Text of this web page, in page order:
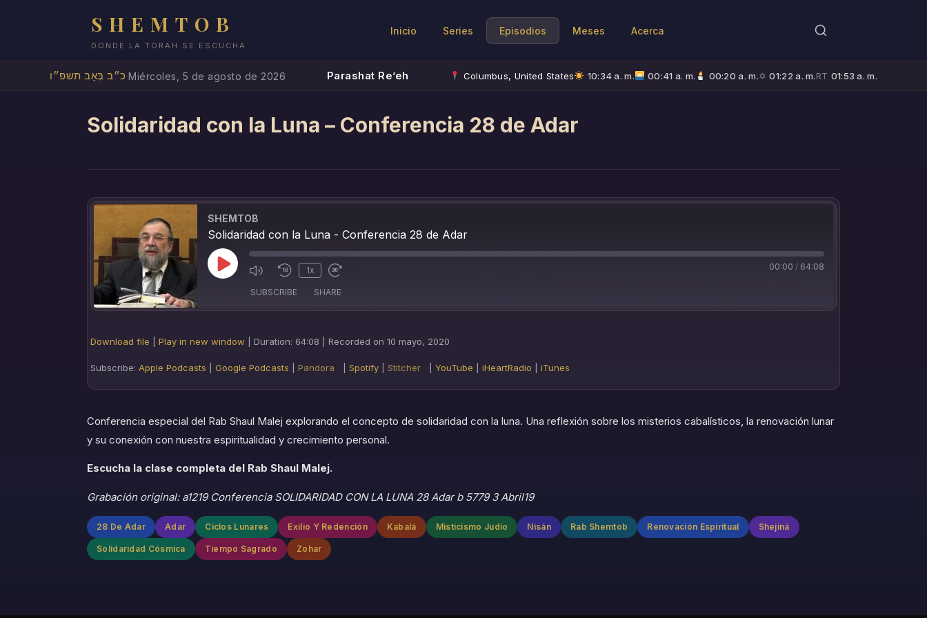
SHEMTOB
DONDE LA TORAH SE ESCUCHA
Inicio Series Episodios Meses Acerca
כ״ב בְּאָב תשפ״ו·Miércoles, 5 de agosto de 2026 Parashat Re’eh Columbus, United States 10:34 a. m. 00:41 a. m. 00:20 a. m.✡01:22 a. m.RT 01:53 a. m.
Solidaridad con la Luna – Conferencia 28 de Adar
SHEMTOB
Solidaridad con la Luna - Conferencia 28 de Adar
1x 00:00 / 64:08
SUBSCRIBE SHARE
Apple Podcasts Google Podcasts
SHARE
LINK
Download file Play in new window Duration: 64:08 Recorded on 10 mayo, 2020
Subscribe: Apple Podcasts Google Podcasts Pandora Spotify Stitcher YouTube iHeartRadio iTunes
Conferencia especial del Rab Shaul Malej explorando el concepto de solidaridad con la luna. Una reflexión sobre los misterios cabalísticos, la renovación lunar
y su conexión con nuestra espiritualidad y crecimiento personal.
Escucha la clase completa del Rab Shaul Malej.
Grabación original: a1219 Conferencia SOLIDARIDAD CON LA LUNA 28 Adar b 5779 3 Abril19
28 De Adar Adar Ciclos Lunares Exilio Y Redención Kabalá Misticismo Judío Nisán Rab Shemtob Renovación Espiritual Shejiná
Solidaridad Cósmica Tiempo Sagrado Zohar